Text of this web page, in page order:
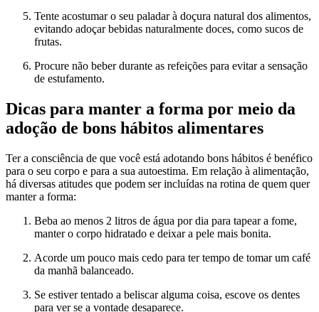
Tente acostumar o seu paladar à doçura natural dos alimentos,
evitando adoçar bebidas naturalmente doces, como sucos de
frutas.
Procure não beber durante as refeições para evitar a sensação
de estufamento.
Dicas para manter a forma por meio da
adoção de bons hábitos alimentares
Ter a consciência de que você está adotando bons hábitos é benéfico
para o seu corpo e para a sua autoestima. Em relação à alimentação,
há diversas atitudes que podem ser incluídas na rotina de quem quer
manter a forma:
Beba ao menos 2 litros de água por dia para tapear a fome,
manter o corpo hidratado e deixar a pele mais bonita.
Acorde um pouco mais cedo para ter tempo de tomar um café
da manhã balanceado.
Se estiver tentado a beliscar alguma coisa, escove os dentes
para ver se a vontade desaparece.